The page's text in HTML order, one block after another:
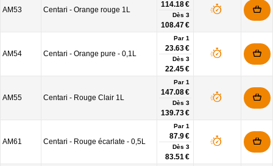
AM53 Centari - Orange rouge 1L
114.18 €
Dès 3
108.47 €
AM54 Centari - Orange pure - 0,1L
Par 1
23.63 €
Dès 3
22.45 €
AM55 Centari - Rouge Clair 1L
Par 1
147.08 €
Dès 3
139.73 €
AM61 Centari - Rouge écarlate - 0,5L
Par 1
87.9 €
Dès 3
83.51 €